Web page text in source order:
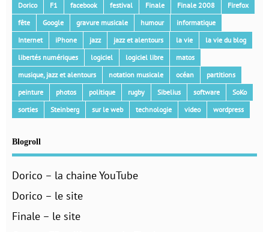
Dorico
F1 facebook festival Finale Finale 2008
Firefox
fête
Google gravure musicale humour
informatique
Internet
iPhone jazz jazz et alentours la vie
la vie du blog
libertés numériques
logiciel logiciel libre
matos
musique, jazz et alentours
notation musicale océan
partitions
peinture
photos politique rugby Sibelius software
SoKo
sorties
Steinberg sur le web technologie video wordpress
Blogroll
Dorico – la chaine YouTube
Dorico – le site
Finale – le site